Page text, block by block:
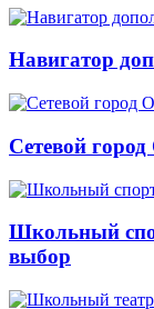
Навигатор
Сетевой
Школьный
выбор